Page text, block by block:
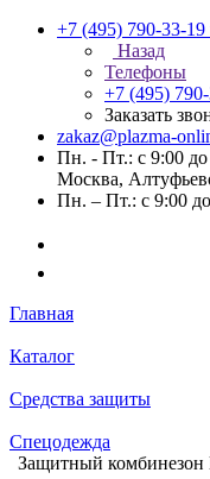
+7 (495) 790-33-19
Назад
Телефоны
+7 (495)
Заказать
zakaz@plazma-
Пн. - Пт.: с 9:00 до
Москва,
Пн. – Пт.: с 9:00
Главная
Каталог
Средства защиты
Спецодежда
Защитный комбинезон